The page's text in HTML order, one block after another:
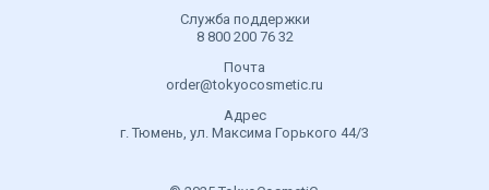
Служба поддержки
8 800 200 76 32
Почта
order@tokyocosmetic.ru
Адрес
г. Тюмень, ул. Максима Горького 44/3